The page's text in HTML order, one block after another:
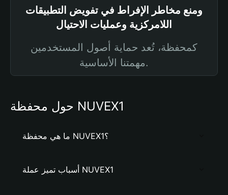
ومنع مخاطر الإفراط في تفويض التطبيقات
اللامركزية وعمليات الاحتيال
كمحفظة، تُعد حماية أصول المستخدمين
مهمتنا الأساسية.
حول محفظة NUVEX1
ما هي محفظة NUVEX1؟
أسباب تميز عملة NUVEX1